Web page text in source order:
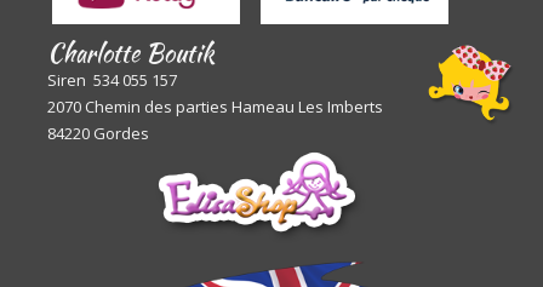
Charlotte Boutik
Siren 534 055 157
2070 Chemin des parties Hameau Les Imberts
84220 Gordes